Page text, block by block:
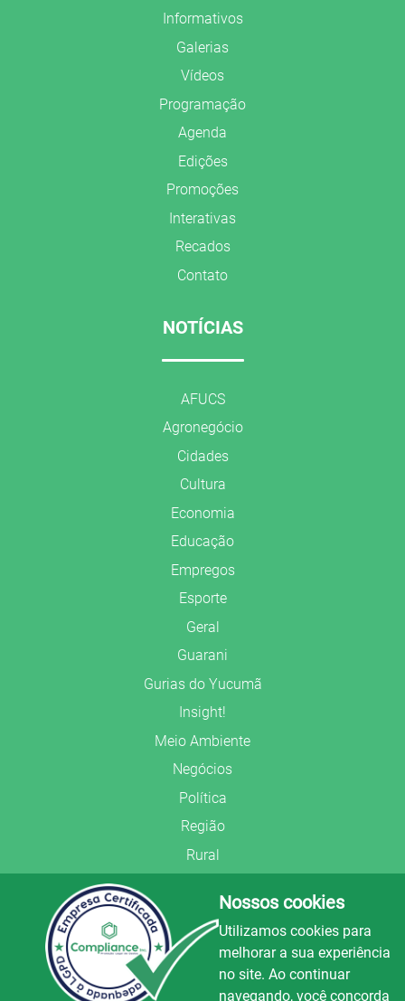
Informativos
Galerias
Vídeos
Programação
Agenda
Edições
Promoções
Interativas
Recados
Contato
NOTÍCIAS
AFUCS
Agronegócio
Cidades
Cultura
Economia
Educação
Empregos
Esporte
Geral
Guarani
Gurias do Yucumã
Insight!
Meio Ambiente
Negócios
Política
Região
Rural
Segurança Pública
União Frederiquense
Nossos cookies
Utilizamos cookies para
melhorar a sua experiência
no site. Ao continuar
navegando, você concorda